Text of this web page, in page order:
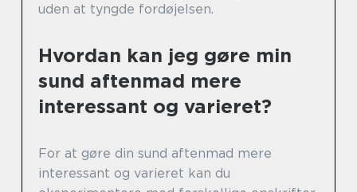
uden at tyngde fordøjelsen.
Hvordan kan jeg gøre min
sund aftenmad mere
interessant og varieret?
For at gøre din sund aftenmad mere
interessant og varieret kan du